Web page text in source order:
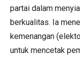
partai dalam
berkualitas. Ia
kemenangan
untuk mencetak